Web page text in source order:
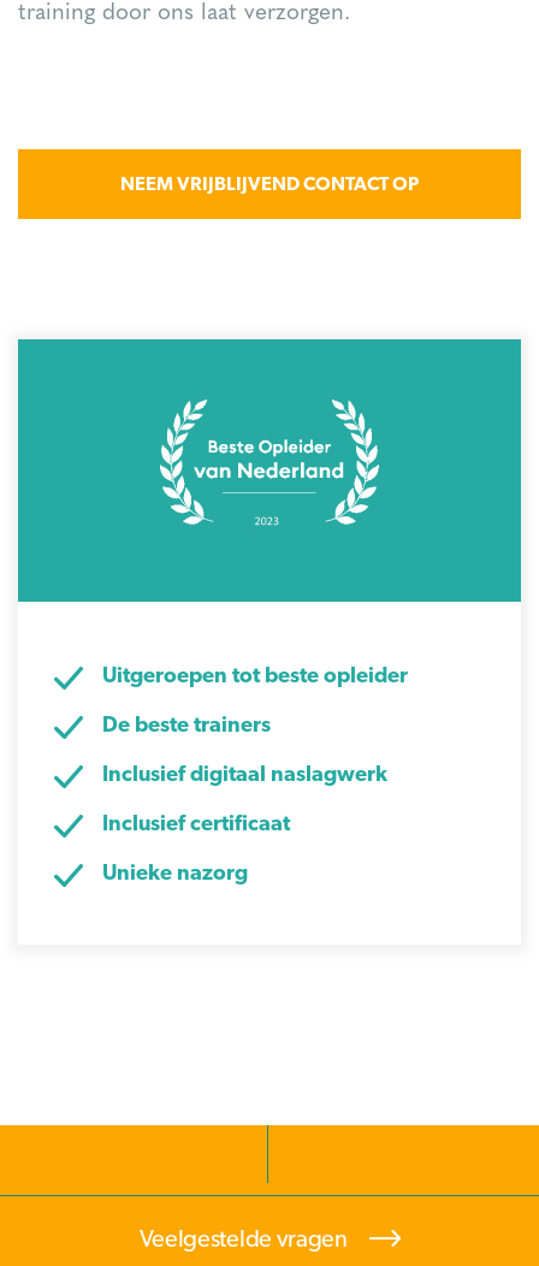
training door ons laat verzorgen.
NEEM VRIJBLIJVEND CONTACT OP
Uitgeroepen tot beste opleider
De beste trainers
Inclusief digitaal naslagwerk
Inclusief certificaat
Unieke nazorg
Veelgestelde vragen